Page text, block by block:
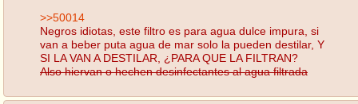
>>50014
Negros idiotas, este filtro es para agua dulce impura, si
van a beber puta agua de mar solo la pueden destilar, Y
SI LA VAN A DESTILAR, ¿PARA QUE LA FILTRAN?
Also hiervan o hechen desinfectantes al agua filtrada